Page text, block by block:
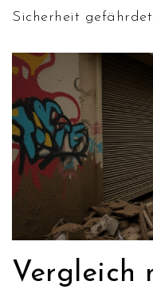
Sicherheit
Vergleich